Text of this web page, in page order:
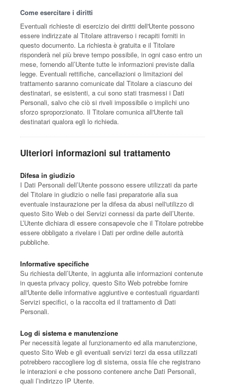
Come esercitare i diritti
Eventuali richieste di esercizio dei diritti dell'Utente possono
essere indirizzate al Titolare attraverso i recapiti forniti in
questo documento. La richiesta è gratuita e il Titolare
risponderà nel più breve tempo possibile, in ogni caso entro un
mese, fornendo all’Utente tutte le informazioni previste dalla
legge. Eventuali rettifiche, cancellazioni o limitazioni del
trattamento saranno comunicate dal Titolare a ciascuno dei
destinatari, se esistenti, a cui sono stati trasmessi i Dati
Personali, salvo che ciò si riveli impossibile o implichi uno
sforzo sproporzionato. Il Titolare comunica all'Utente tali
destinatari qualora egli lo richieda.
Ulteriori informazioni sul trattamento
Difesa in giudizio
I Dati Personali dell’Utente possono essere utilizzati da parte
del Titolare in giudizio o nelle fasi preparatorie alla sua
eventuale instaurazione per la difesa da abusi nell'utilizzo di
questo Sito Web o dei Servizi connessi da parte dell’Utente.
L’Utente dichiara di essere consapevole che il Titolare potrebbe
essere obbligato a rivelare i Dati per ordine delle autorità
pubbliche.
Informative specifiche
Su richiesta dell’Utente, in aggiunta alle informazioni contenute
in questa privacy policy, questo Sito Web potrebbe fornire
all'Utente delle informative aggiuntive e contestuali riguardanti
Servizi specifici, o la raccolta ed il trattamento di Dati
Personali.
Log di sistema e manutenzione
Per necessità legate al funzionamento ed alla manutenzione,
questo Sito Web e gli eventuali servizi terzi da essa utilizzati
potrebbero raccogliere log di sistema, ossia file che registrano
le interazioni e che possono contenere anche Dati Personali,
quali l’indirizzo IP Utente.